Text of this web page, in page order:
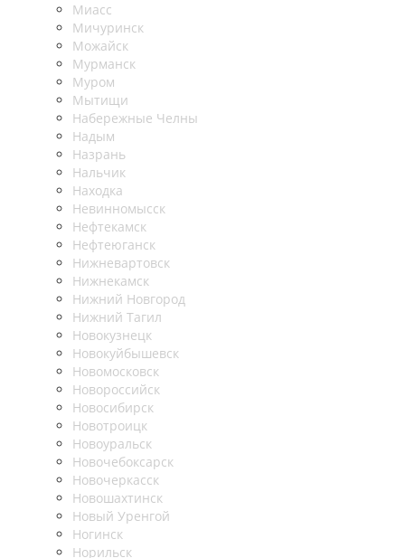
Миасс
Мичуринск
Можайск
Мурманск
Муром
Мытищи
Набережные Челны
Надым
Назрань
Нальчик
Находка
Невинномысск
Нефтекамск
Нефтеюганск
Нижневартовск
Нижнекамск
Нижний Новгород
Нижний Тагил
Новокузнецк
Новокуйбышевск
Новомосковск
Новороссийск
Новосибирск
Новотроицк
Новоуральск
Новочебоксарск
Новочеркасск
Новошахтинск
Новый Уренгой
Ногинск
Норильск